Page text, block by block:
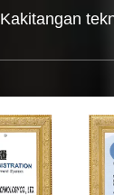
Kakitangan